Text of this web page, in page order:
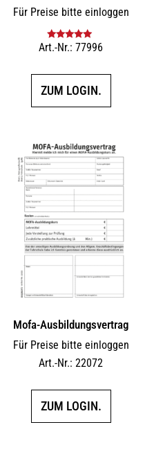
Für Preise bitte einloggen
Bewertet mit
Art.-Nr.: 77996
ZUM LOGIN.
Mofa-Ausbildungsvertrag
Für Preise bitte einloggen
Art.-Nr.: 22072
ZUM LOGIN.